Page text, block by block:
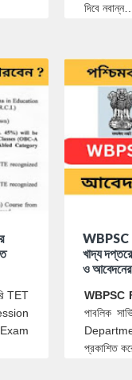
দিবে নবান্ন…
TET
WBPSC
খাদ্য
ও আবেদনের
WBPSC
পাবলিক
প্রকাশিত